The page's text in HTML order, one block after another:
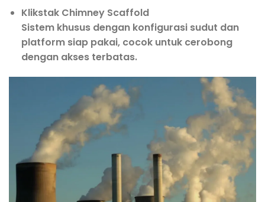
Klikstak Chimney Scaffold
Sistem khusus dengan konfigurasi sudut dan
platform siap pakai, cocok untuk cerobong
dengan akses terbatas.